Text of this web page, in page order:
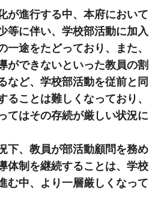
が進行する中、本府において
等に伴い、学校部活動に加入
一途をたどっており、また、
ができないといった教員の割
など、学校部活動を従前と同
ることは難しくなっており、
てはその存続が厳しい状況に
下、教員が部活動顧問を務め
体制を継続することは、学校
む中、より一層厳しくなって